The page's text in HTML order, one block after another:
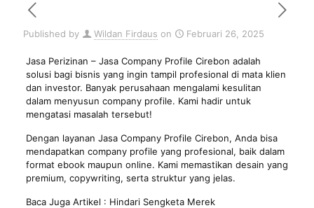
Published by Wildan Firdaus on Februari 26, 2025
Jasa Perizinan – Jasa Company Profile Cirebon adalah
solusi bagi bisnis yang ingin tampil profesional di mata klien
dan investor. Banyak perusahaan mengalami kesulitan
dalam menyusun company profile. Kami hadir untuk
mengatasi masalah tersebut!
Dengan layanan Jasa Company Profile Cirebon, Anda bisa
mendapatkan company profile yang profesional, baik dalam
format ebook maupun online. Kami memastikan desain yang
premium, copywriting, serta struktur yang jelas.
Baca Juga Artikel : Hindari Sengketa Merek